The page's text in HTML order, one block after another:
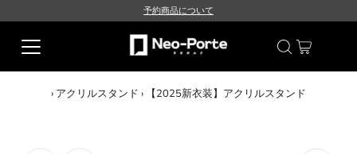
予約商品について
› アクリルスタンド › 【2025新衣装】アクリルスタンド